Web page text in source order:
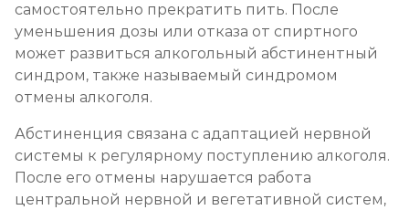
самостоятельно прекратить пить. После
уменьшения дозы или отказа от спиртного
может развиться алкогольный абстинентный
синдром, также называемый синдромом
отмены алкоголя.
Абстиненция связана с адаптацией нервной
системы к регулярному поступлению алкоголя.
После его отмены нарушается работа
центральной нервной и вегетативной систем,